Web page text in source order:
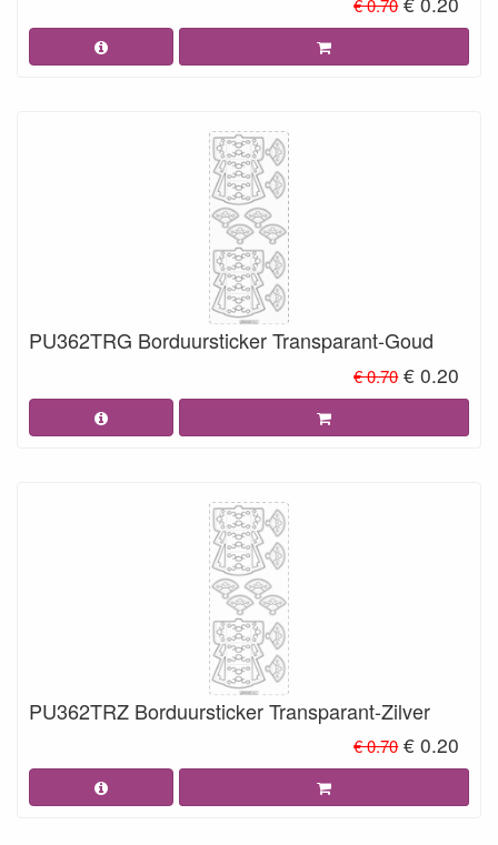
€ 0.70
PU362TRG Borduursticker Transparant-Goud
€ 0.70 € 0.20
PU362TRZ Borduursticker Transparant-Zilver
€ 0.70 € 0.20